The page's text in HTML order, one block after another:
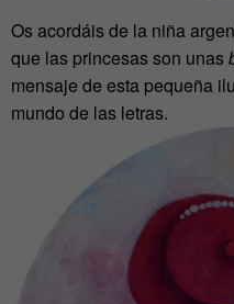
Os acordáis de la niña
que las princesas son unas
mensaje de esta pequeña
mundo de las letras.